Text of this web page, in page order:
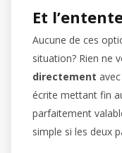
Et
Aucune de ces
situation? Rien ne
directement
écrite mettant fin
parfaitement
simple si les deux